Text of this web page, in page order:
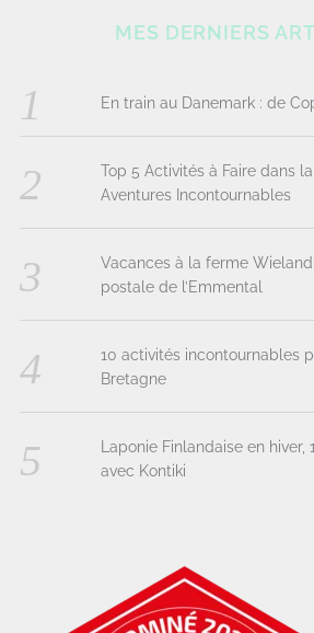
MES DERNIERS
En train au Danemark : de
Top 5 Activités à Faire dans
Aventures Incontournables
Vacances à la ferme
postale de l’Emmental
10 activités incontournables
Bretagne
Laponie Finlandaise en hiver,
avec Kontiki